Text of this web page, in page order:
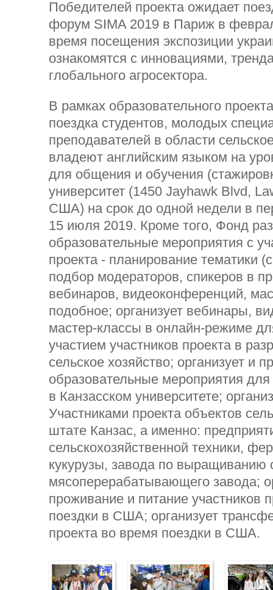
Победителей проекта ожидает
форум SIMA 2019 в Париж в
время посещения экспозиции
ознакомятся с инновациями,
глобального агросектора.
В рамках образовательного
поездка студентов, молодых
преподавателей в области
владеют английским языком на
для общения и обучения
университет (1450 Jayhawk Blvd,
США) на срок до одной недели в
15 июля 2019. Кроме того, Фонд
образовательные мероприятия с
проекта - планирование тематики
подбор модераторов, спикеров в
вебинаров, видеоконференций,
подобное; организует вебинары,
мастер-классы в онлайн-режиме
участием участников проекта в
сельское хозяйство; организует и
образовательные мероприятия для
в Канзасском университете;
Участниками проекта объектов
штате Канзас, а именно:
сельскохозяйственной техники,
кукурузы, завода по выращиванию
мясоперерабатывающего завода;
проживание и питание участников
поездки в США; организует
проекта во время поездки в США.